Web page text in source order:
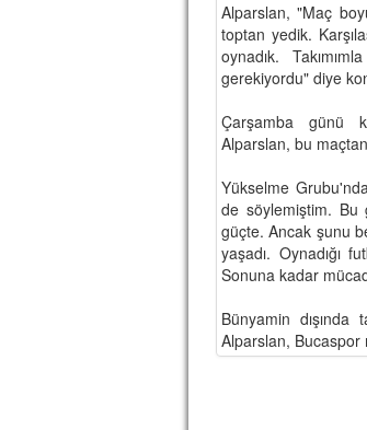
Alparslan, "Maç
toptan yedik.
oynadık.
gerekiyordu" diye
Çarşamba günü
Alparslan, bu
Yükselme
de söylemiştim. Bu
güçte. Ancak şunu
yaşadı. Oynadığı
Sonuna kadar
Bünyamin dışında
Alparslan, Bucaspor